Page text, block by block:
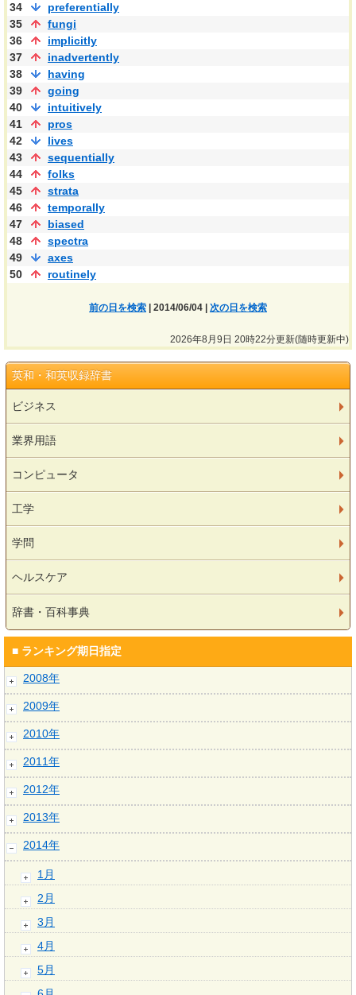
34
preferentially
35
fungi
36
implicitly
37
inadvertently
38
having
39
going
40
intuitively
41
pros
42
lives
43
sequentially
44
folks
45
strata
46
temporally
47
biased
48
spectra
49
axes
50
routinely
前の日を検索 | 2014/06/04 | 次の日を検索
2026年8月9日 20時22分更新(随時更新中)
英和・和英収録辞書
ビジネス
業界用語
コンピュータ
工学
学問
ヘルスケア
辞書・百科事典
■ ランキング期日指定
2008年
2009年
2010年
2011年
2012年
2013年
2014年
1月
2月
3月
4月
5月